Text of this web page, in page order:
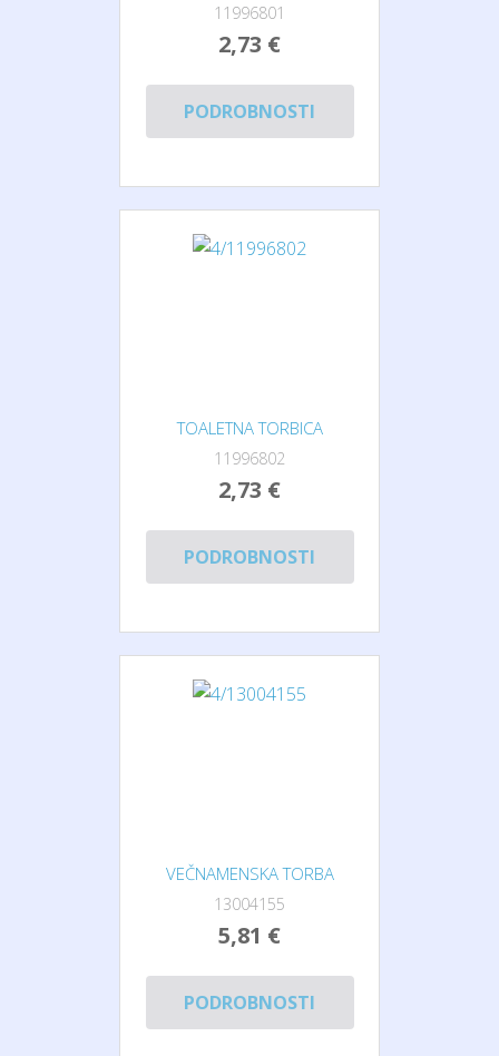
11996801
2,73 €
PODROBNOSTI
TOALETNA TORBICA
11996802
2,73 €
PODROBNOSTI
VEČNAMENSKA TORBA
13004155
5,81 €
PODROBNOSTI